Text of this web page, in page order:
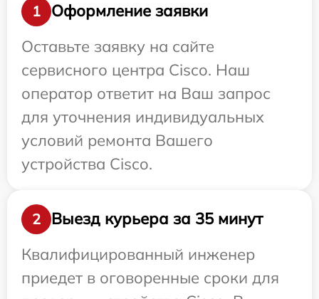
1
Оформление заявки
Оставьте заявку на сайте
сервисного центра Cisco. Наш
оператор ответит на Ваш запрос
для уточнения индивидуальных
условий ремонта Вашего
устройства Cisco.
2
Выезд курьера за 35 минут
Квалифицированный инженер
приедет в оговоренные сроки для